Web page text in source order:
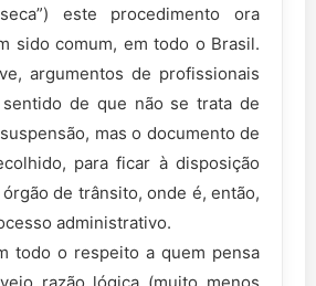
este procedimento ora
sido comum, em todo o Brasil.
argumentos de profissionais
de que não se trata de
mas o documento de
para ficar à disposição
de trânsito, onde é, então,
administrativo.
todo o respeito a quem pensa